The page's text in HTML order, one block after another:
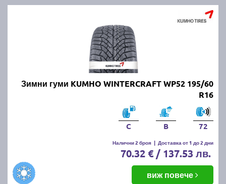
Зимни гуми KUMHO WINTERCRAFT WP52 195/60
R16
C B 72
Налични 2 броя | Доставка от 1 до 2 дни
70.32 € / 137.53 лв.
виж повече